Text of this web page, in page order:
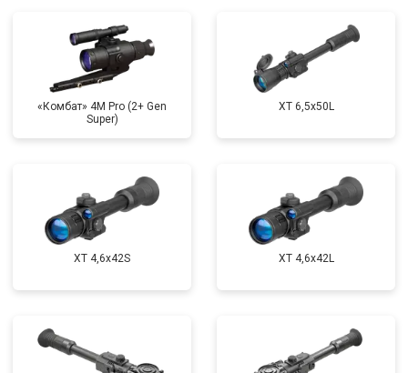
«Комбат» 4M Pro (2+ Gen
Super)
XT 6,5x50L
XT 4,6x42S XT 4,6x42L